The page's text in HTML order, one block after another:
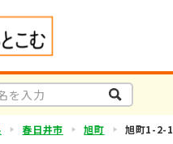
春日井市 旭町 旭町1-2-1